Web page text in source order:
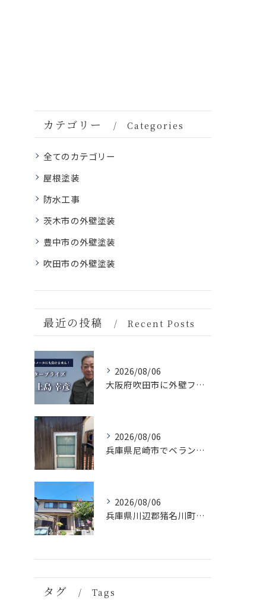
カテゴリー Categories
全てのカテゴリー
屋根塗装
防水工事
茨木市の外壁塗装
豊中市の外壁塗装
吹田市の外壁塗装
最近の投稿 Recent Posts
2026/08/06
大阪府吹田市に外壁フル塗装､シーリング工事､ベランダ簡易防水工事､エアコン脱却の現地調査に行きました。
2026/08/06
兵庫県尼崎市でベランダリフォームを施工してます。
2026/08/06
兵庫県川辺郡猪名川町に外壁フル塗装､シーリング工事､ベランダ簡易防水工事の現地調査に行きました。
タグ Tags